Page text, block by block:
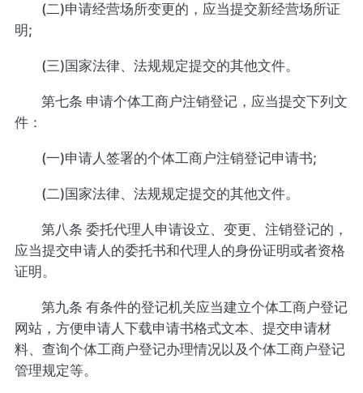
(二)申请经营场所变更的，应当提交新经营场所证
明;
(三)国家法律、法规规定提交的其他文件。
第七条 申请个体工商户注销登记，应当提交下列文
件：
(一)申请人签署的个体工商户注销登记申请书;
(二)国家法律、法规规定提交的其他文件。
第八条 委托代理人申请设立、变更、注销登记的，
应当提交申请人的委托书和代理人的身份证明或者资格
证明。
第九条 有条件的登记机关应当建立个体工商户登记
网站，方便申请人下载申请书格式文本、提交申请材
料、查询个体工商户登记办理情况以及个体工商户登记
管理规定等。